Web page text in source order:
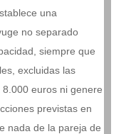
una
no separado
siempre que
excluidas las
euros ni genere
previstas en
nada de la pareja de